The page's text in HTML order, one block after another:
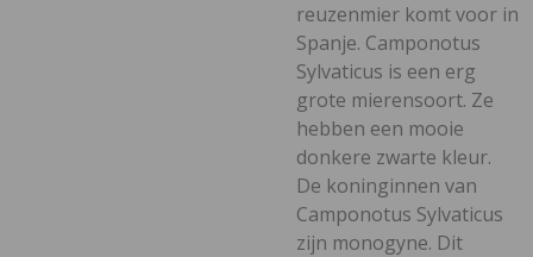
reuzenmier komt voor in
Spanje. Camponotus
Sylvaticus is een erg
grote mierensoort. Ze
hebben een mooie
donkere zwarte kleur.
De koninginnen van
Camponotus Sylvaticus
zijn monogyne. Dit